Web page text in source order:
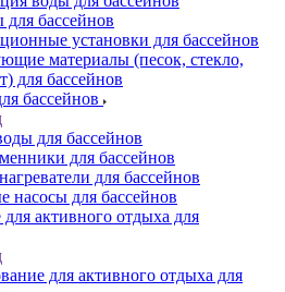
бассейнов
установки для бассейнов
материалы (песок, стекло,
для бассейнов
бассейнов
для бассейнов
для бассейнов
для бассейнов
насосы для бассейнов
активного отдыха для
для активного отдыха для